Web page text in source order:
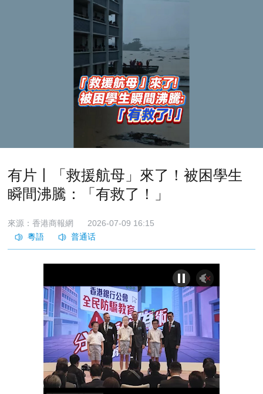
有片丨「救援航母」來了！被困學生
瞬間沸騰：「有救了！」
來源：香港商報網 2026-07-09 16:15